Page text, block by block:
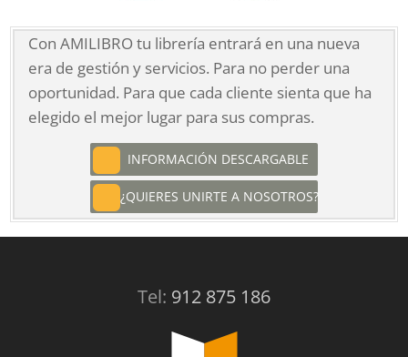
Con AMILIBRO tu librería entrará en una nueva
era de gestión y servicios. Para no perder una
oportunidad. Para que cada cliente sienta que ha
elegido el mejor lugar para sus compras.
INFORMACIÓN DESCARGABLE
¿QUIERES UNIRTE A NOSOTROS?
Tel: 912 875 186